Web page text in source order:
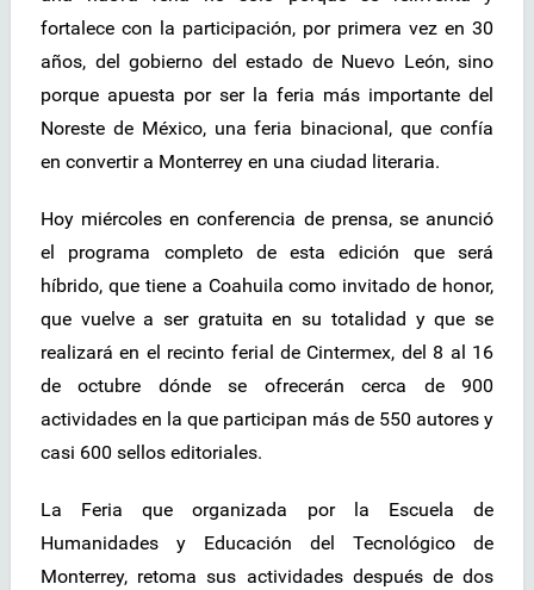
fortalece con la participación, por primera vez en 30
años, del gobierno del estado de Nuevo León, sino
porque apuesta por ser la feria más importante del
Noreste de México, una feria binacional, que confía
en convertir a Monterrey en una ciudad literaria.
Hoy miércoles en conferencia de prensa, se anunció
el programa completo de esta edición que será
híbrido, que tiene a Coahuila como invitado de honor,
que vuelve a ser gratuita en su totalidad y que se
realizará en el recinto ferial de Cintermex, del 8 al 16
de octubre dónde se ofrecerán cerca de 900
actividades en la que participan más de 550 autores y
casi 600 sellos editoriales.
La Feria que organizada por la Escuela de
Humanidades y Educación del Tecnológico de
Monterrey, retoma sus actividades después de dos